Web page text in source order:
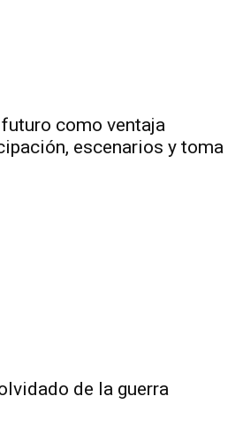
como ventaja
escenarios y toma
de la guerra